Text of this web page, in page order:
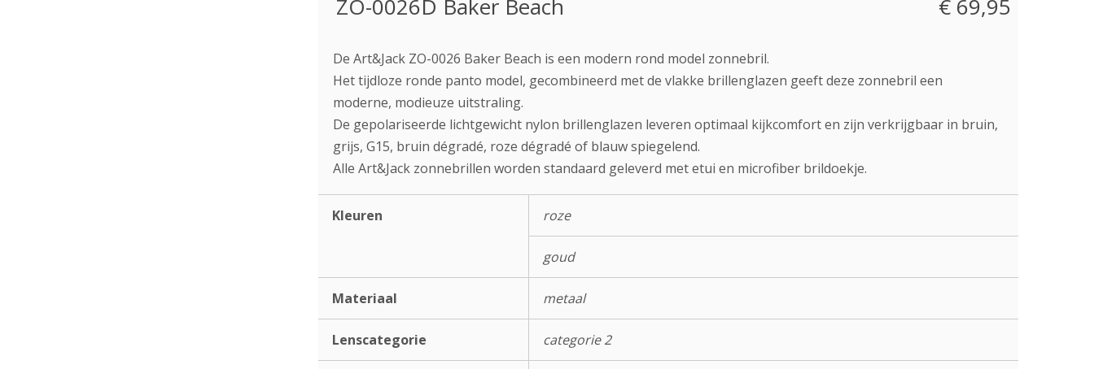
ZO-0026D Baker Beach € 69,95
De Art&Jack ZO-0026 Baker Beach is een modern rond model zonnebril.
Het tijdloze ronde panto model, gecombineerd met de vlakke brillenglazen geeft deze zonnebril een
moderne, modieuze uitstraling.
De gepolariseerde lichtgewicht nylon brillenglazen leveren optimaal kijkcomfort en zijn verkrijgbaar in bruin,
grijs, G15, bruin dégradé, roze dégradé of blauw spiegelend.
Alle Art&Jack zonnebrillen worden standaard geleverd met etui en microfiber brildoekje.
Kleuren roze
goud
Materiaal metaal
Lenscategorie categorie 2